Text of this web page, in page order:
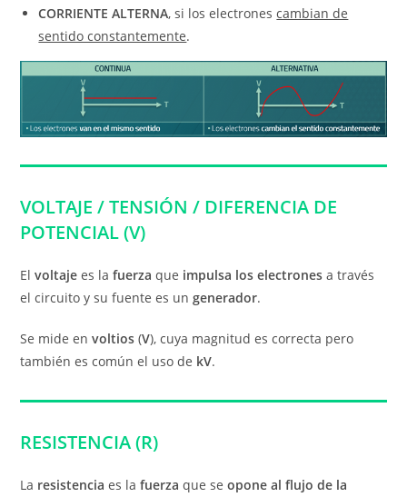
CORRIENTE ALTERNA, si los electronescambian de
sentido constantemente.
VOLTAJE / TENSIÓN / DIFERENCIA DE
POTENCIAL (V)
Elvoltaje es lafuerza que impulsa los electrones a través
el circuito y su fuente es ungenerador.
Se mide envoltios (V), cuya magnitud es correcta pero
también es común el uso de kV.
RESISTENCIA (R)
La resistencia es lafuerza que seopone al flujo de la